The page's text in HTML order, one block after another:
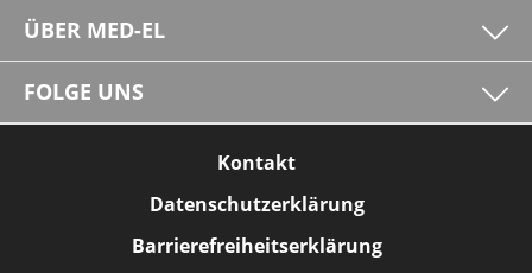
ÜBER MED-EL
FOLGE UNS
Kontakt
Datenschutzerklärung
Barrierefreiheitserklärung